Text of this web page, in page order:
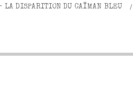
DISPARITION DU CAÏMAN BLEU